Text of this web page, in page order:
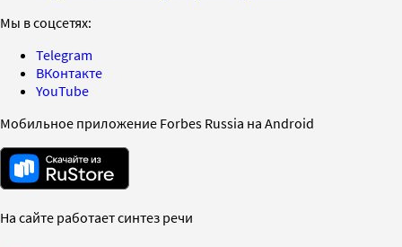
Мы в соцсетях:
Telegram
ВКонтакте
YouTube
Мобильное приложение Forbes Russia на Android
На сайте работает синтез речи